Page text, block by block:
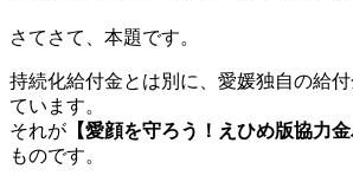
さてさて、本題です。
持続化給付金とは別に、愛媛独自の給
ています。
それが 【愛顔を守ろう！えひめ版協力金
ものです。